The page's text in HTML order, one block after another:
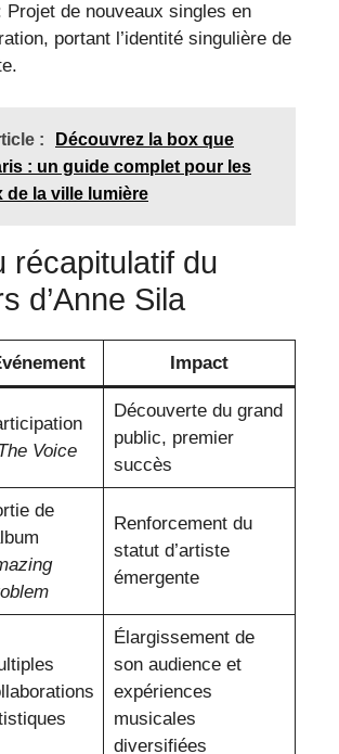
Projet de nouveaux singles en
portant l’identité singulière de
:
Découvrez la box que
: un guide complet pour les
de la ville lumière
récapitulatif du
d’Anne Sila
Impact
Voice
Découverte du grand
public, premier
succès
de
Renforcement du
statut d’artiste
émergente
Élargissement de
son audience et
expériences
musicales
diversifiées